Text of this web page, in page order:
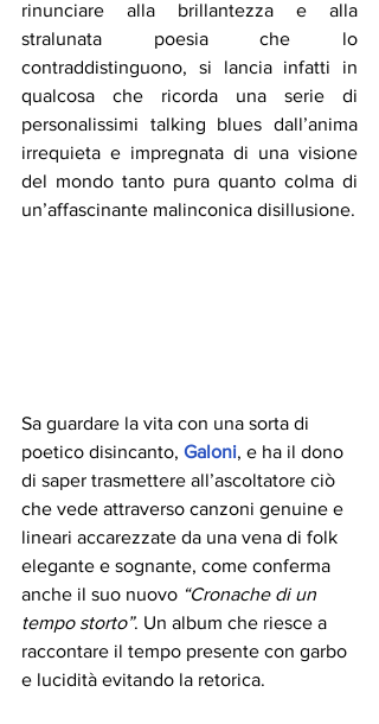
rinunciare alla brillantezza e alla
stralunata poesia che lo
contraddistinguono, si lancia infatti in
qualcosa che ricorda una serie di
personalissimi talking blues dall’anima
irrequieta e impregnata di una visione
del mondo tanto pura quanto colma di
un’affascinante malinconica disillusione.
Sa guardare la vita con una sorta di
poetico disincanto, Galoni, e ha il dono
di saper trasmettere all’ascoltatore ciò
che vede attraverso canzoni genuine e
lineari accarezzate da una vena di folk
elegante e sognante, come conferma
anche il suo nuovo “Cronache di un
tempo storto”. Un album che riesce a
raccontare il tempo presente con garbo
e lucidità evitando la retorica.